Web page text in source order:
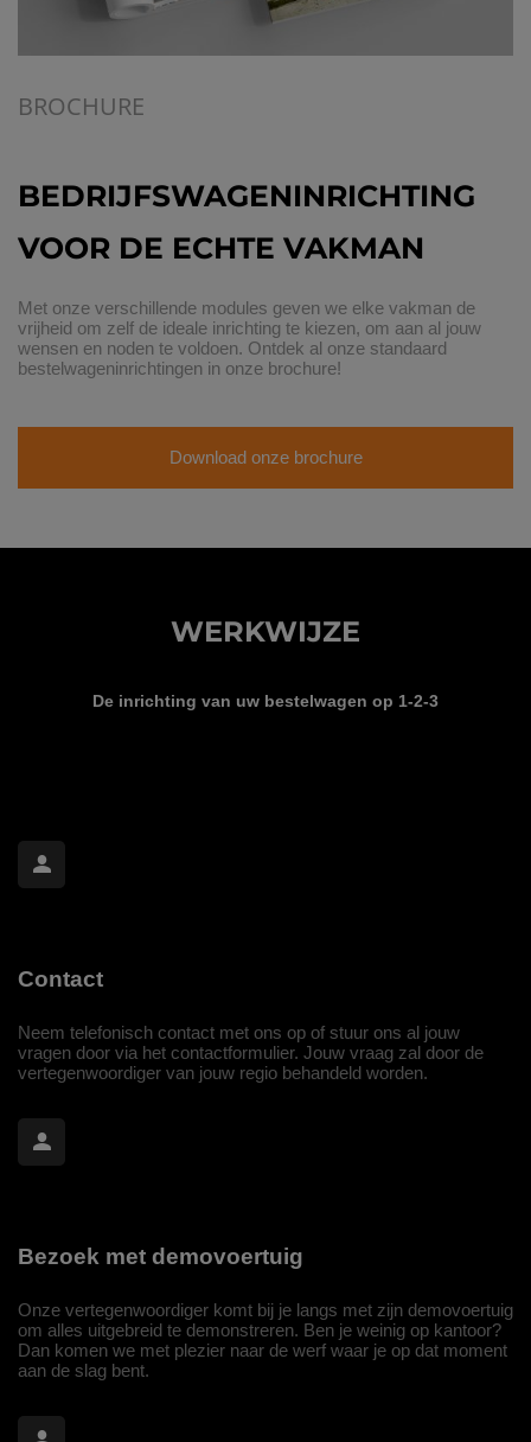
BROCHURE
BEDRIJFSWAGENINRICHTING
VOOR DE ECHTE VAKMAN
Met onze verschillende modules geven we elke vakman de
vrijheid om zelf de ideale inrichting te kiezen, om aan al jouw
wensen en noden te voldoen. Ontdek al onze standaard
bestelwageninrichtingen in onze brochure!
Download onze brochure
WERKWIJZE
De inrichting van uw bestelwagen op 1-2-3
Contact
Neem telefonisch contact met ons op of stuur ons al jouw
vragen door via het contactformulier. Jouw vraag zal door de
vertegenwoordiger van jouw regio behandeld worden.
Bezoek met demovoertuig
Onze vertegenwoordiger komt bij je langs met zijn demovoertuig
om alles uitgebreid te demonstreren. Ben je weinig op kantoor?
Dan komen we met plezier naar de werf waar je op dat moment
aan de slag bent.